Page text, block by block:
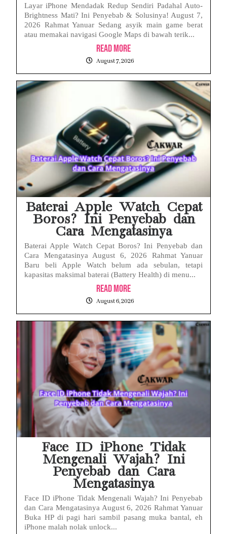
Layar iPhone Mendadak Redup Sendiri Padahal Auto-
Brightness Mati? Ini Penyebab & Solusinya! August 7,
2026 Rahmat Yanuar Sedang asyik main game berat
atau memakai navigasi Google Maps di bawah terik...
Read More
August 7, 2026
Baterai Apple Watch Cepat
Boros? Ini Penyebab dan
Cara Mengatasinya
Baterai Apple Watch Cepat Boros? Ini Penyebab dan
Cara Mengatasinya August 6, 2026 Rahmat Yanuar
Baru beli Apple Watch belum ada sebulan, tetapi
kapasitas maksimal baterai (Battery Health) di menu...
Read More
August 6, 2026
Face ID iPhone Tidak
Mengenali Wajah? Ini
Penyebab dan Cara
Mengatasinya
Face ID iPhone Tidak Mengenali Wajah? Ini Penyebab
dan Cara Mengatasinya August 6, 2026 Rahmat Yanuar
Buka HP di pagi hari sambil pasang muka bantal, eh
iPhone malah nolak unlock...